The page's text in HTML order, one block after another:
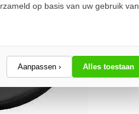
op basis van uw gebruik van
Aanpassen › Alles toestaan